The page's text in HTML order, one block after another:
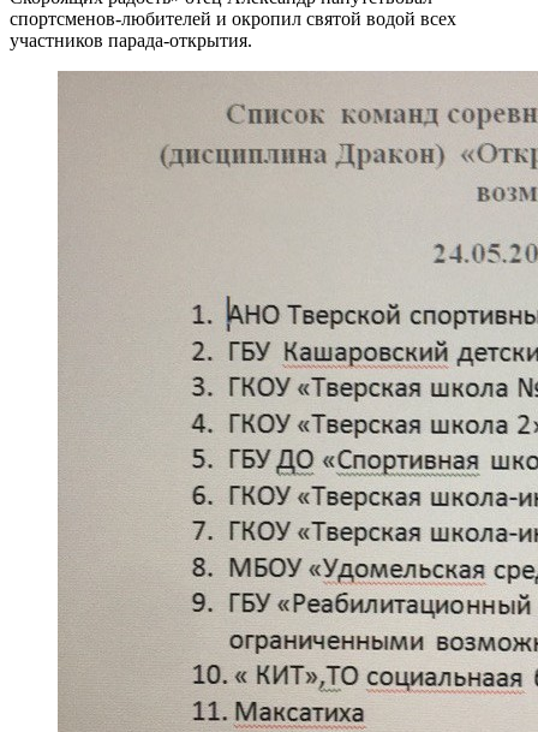
спортсменов-любителей и окропил святой водой всех
участников парада-открытия.